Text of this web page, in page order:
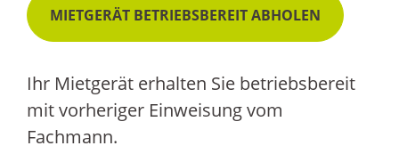
MIETGERÄT BETRIEBSBEREIT ABHOLEN
Ihr Mietgerät erhalten Sie betriebsbereit
mit vorheriger Einweisung vom
Fachmann.